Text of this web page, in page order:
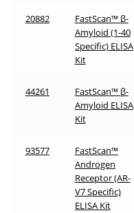
20882
FastScan™ β-
Amyloid (1-40
Specific) ELISA
Kit
44261
FastScan™ β-
Amyloid ELISA
Kit
93577
FastScan™
Androgen
Receptor (AR-
V7 Specific)
ELISA Kit